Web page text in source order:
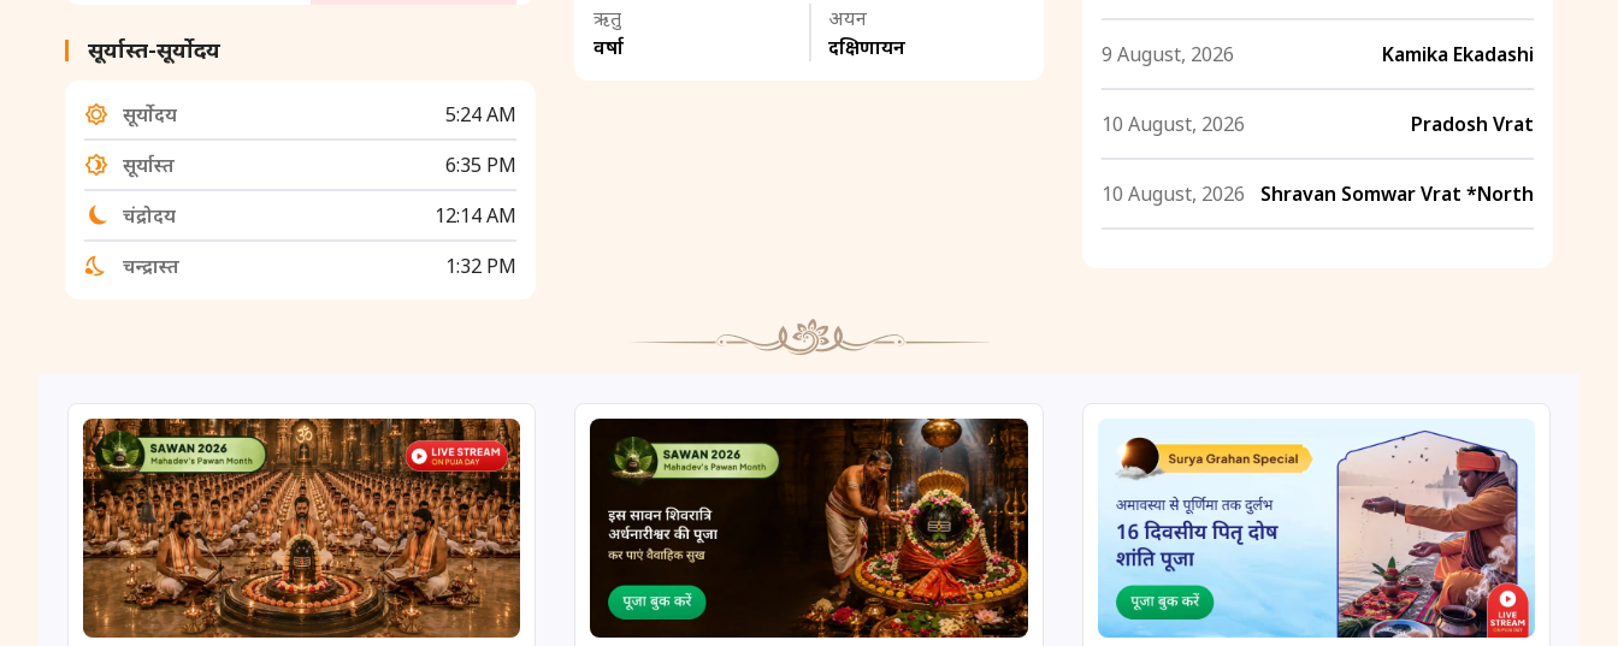
सूर्यास्त-सूर्योदय
सूर्योदय
5:24 AM
सूर्यास्त
6:35 PM
चंद्रोदय
12:14 AM
चन्द्रास्त
1:32 PM
ऋतु
वर्षा
अयन
दक्षिणायन
9 August, 2026 Kamika Ekadashi
10 August, 2026 Pradosh Vrat
10 August, 2026 Shravan Somwar Vrat *North
11 August, 2026 Sawan Shivaratri
12 August, 2026 Aadi Amavasai
12 August, 2026 Anvadhan
12 August, 2026 Darsha Amavasya